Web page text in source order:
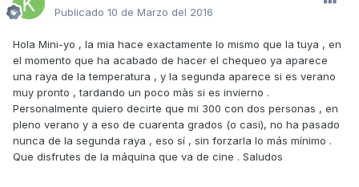
Publicado 10 de Marzo del 2016
Hola Mini-yo , la mia hace exactamente lo mismo que la tuya , en
el momento que ha acabado de hacer el chequeo ya aparece
una raya de la temperatura , y la segunda aparece si es verano
muy pronto , tardando un poco màs si es invierno .
Personalmente quiero decirte que mi 300 con dos personas , en
pleno verano y a eso de cuarenta grados (o casi), no ha pasado
nunca de la segunda raya , eso sí , sin forzarla lo más mínimo .
Que disfrutes de la máquina que va de cine . Saludos